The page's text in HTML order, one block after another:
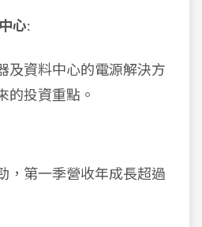
心:
及資料中心的電源解決方
的投資重點。
，第一季營收年成長超過